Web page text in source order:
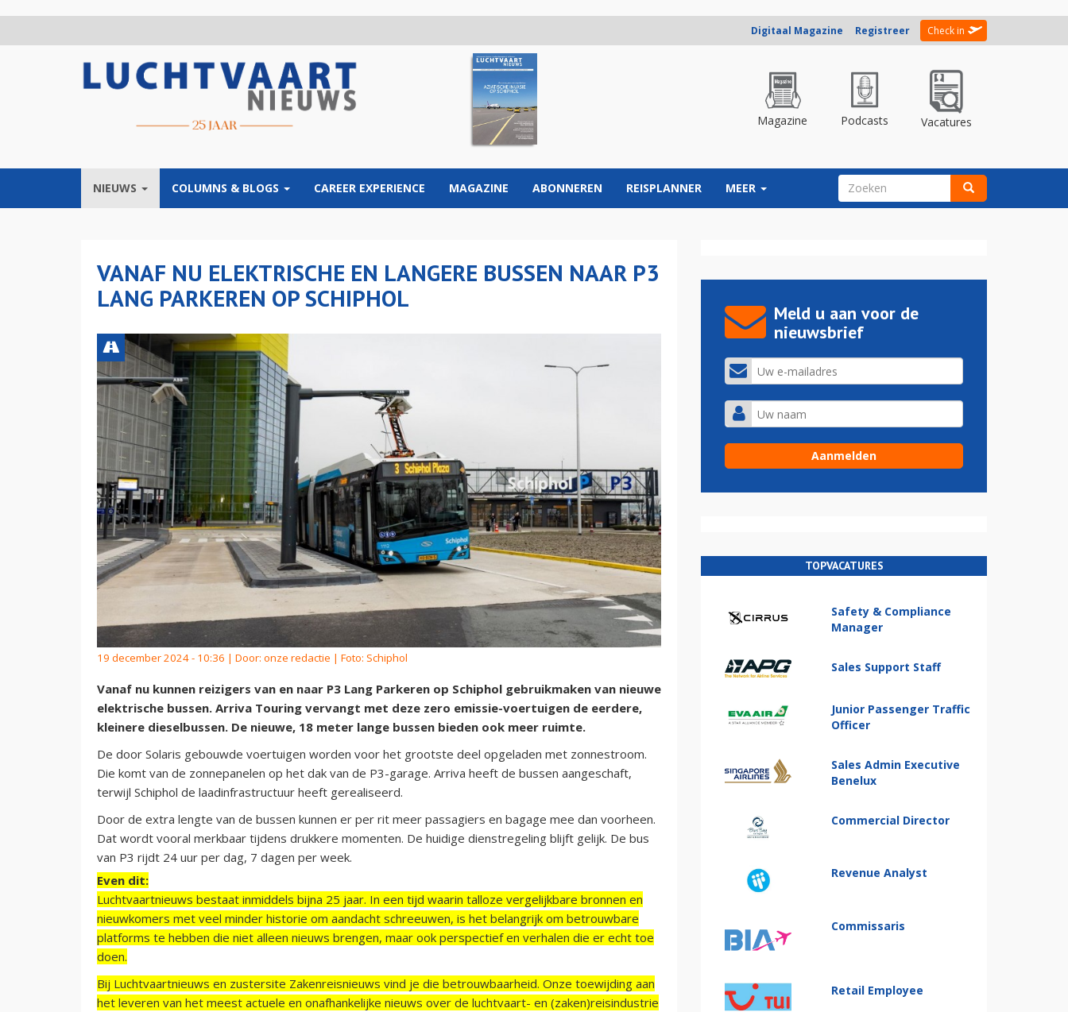
Digitaal Magazine Registreer Check in
Magazine Podcasts Vacatures
NIEUWS COLUMNS & BLOGS CAREER EXPERIENCE MAGAZINE ABONNEREN REISPLANNER MEER ZOEKVELD
VANAF NU ELEKTRISCHE EN LANGERE BUSSEN NAAR P3
LANG PARKEREN OP SCHIPHOL
19 december 2024 - 10:36 | Door: onze redactie | Foto: Schiphol
Vanaf nu kunnen reizigers van en naar P3 Lang Parkeren op Schiphol gebruikmaken van nieuwe
elektrische bussen. Arriva Touring vervangt met deze zero emissie-voertuigen de eerdere,
kleinere dieselbussen. De nieuwe, 18 meter lange bussen bieden ook meer ruimte.
De door Solaris gebouwde voertuigen worden voor het grootste deel opgeladen met zonnestroom.
Die komt van de zonnepanelen op het dak van de P3-garage. Arriva heeft de bussen aangeschaft,
terwijl Schiphol de laadinfrastructuur heeft gerealiseerd.
Door de extra lengte van de bussen kunnen er per rit meer passagiers en bagage mee dan voorheen.
Dat wordt vooral merkbaar tijdens drukkere momenten. De huidige dienstregeling blijft gelijk. De bus
van P3 rijdt 24 uur per dag, 7 dagen per week.
Even dit:
Luchtvaartnieuws bestaat inmiddels bijna 25 jaar. In een tijd waarin talloze vergelijkbare bronnen en
nieuwkomers met veel minder historie om aandacht schreeuwen, is het belangrijk om betrouwbare
platforms te hebben die niet alleen nieuws brengen, maar ook perspectief en verhalen die er echt toe
doen.
Bij Luchtvaartnieuws en zustersite Zakenreisnieuws vind je die betrouwbaarheid. Onze toewijding aan
het leveren van het meest actuele en onafhankelijke nieuws over de luchtvaart- en (zaken)reisindustrie
Meld u aan voor de
nieuwsbrief
TOPVACATURES
Safety & Compliance
Manager
Sales Support Staff
Junior Passenger Traffic
Officer
Sales Admin Executive
Benelux
Commercial Director
Revenue Analyst
Commissaris
Retail Employee